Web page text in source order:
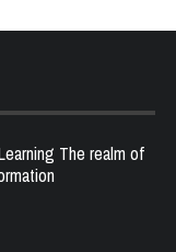
The realm of